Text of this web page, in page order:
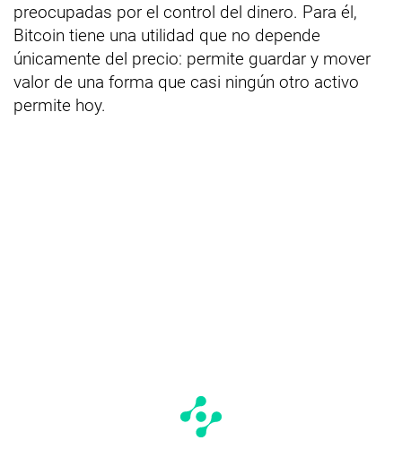
preocupadas por el control del dinero. Para él,
Bitcoin tiene una utilidad que no depende
únicamente del precio: permite guardar y mover
valor de una forma que casi ningún otro activo
permite hoy.